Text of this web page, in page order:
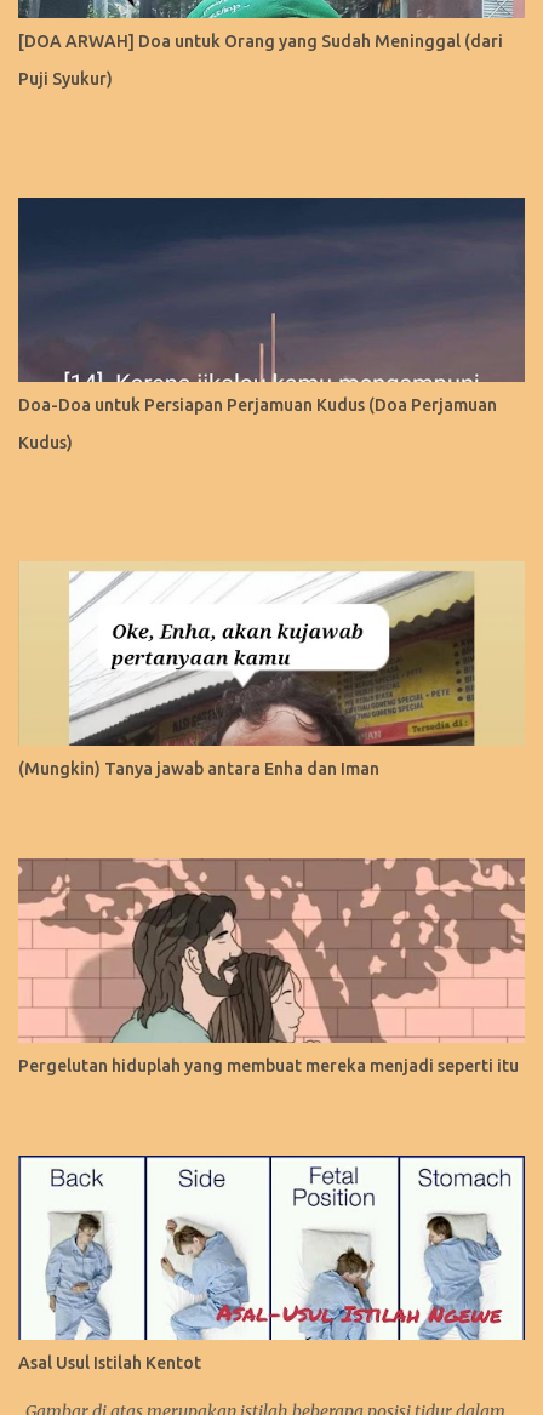
[DOA ARWAH] Doa untuk Orang yang Sudah Meninggal (dari
Puji Syukur)
Doa-Doa untuk Persiapan Perjamuan Kudus (Doa Perjamuan
Kudus)
(Mungkin) Tanya jawab antara Enha dan Iman
Pergelutan hiduplah yang membuat mereka menjadi seperti itu
Asal Usul Istilah Kentot